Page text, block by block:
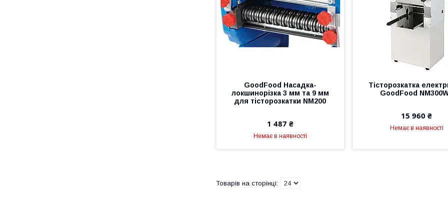
GoodFood Насадка-
локшинорізка 3 мм та 9 мм
для тісторозкатки NM200
1 487 ₴
Немає в наявності
Тісторозкатка
GoodFood
15 960 ₴
Немає в наявності